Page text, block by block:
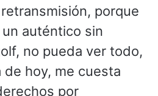
porque
auténtico sin
no pueda ver todo,
hoy, me cuesta
por